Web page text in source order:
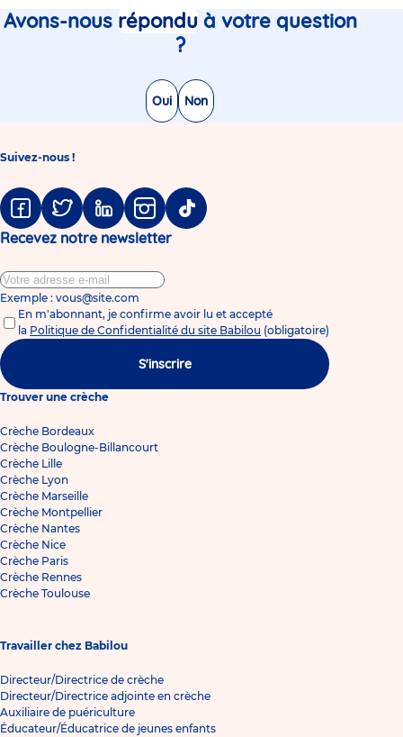
Avons-nous réponduà votre question
?
Non
Oui
Suivez-nous !
Facebook
TwitterLinkedinInstagram
Tiktok
Recevez notre newsletter
Exemple : vous@site.com
En m'abonnant, je confirme avoir lu et accepté
la Politique de Confidentialité du site Babilou (obligatoire)
S'inscrire
Trouver une crèche
Crèche Bordeaux
Crèche Boulogne-Billancourt
Crèche Lille
Crèche Lyon
Crèche Marseille
Crèche Montpellier
Crèche Nantes
Crèche Nice
Crèche Paris
Crèche Rennes
Crèche Toulouse
Travailler chez Babilou
Directeur/Directrice de crèche
Directeur/Directrice adjointe en crèche
Auxiliaire de puériculture
Éducateur/Éducatrice de jeunes enfants